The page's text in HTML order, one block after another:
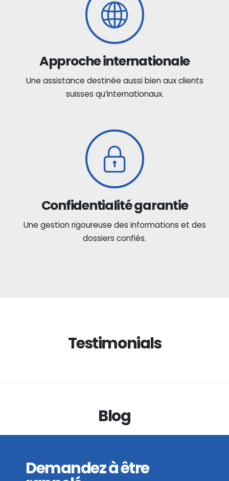
Approche internationale
Une assistance destinée aussi bien aux clients
suisses qu’internationaux.
Confidentialité garantie
Une gestion rigoureuse des informations et des
dossiers confiés.
Testimonials
Blog
Demandez à être